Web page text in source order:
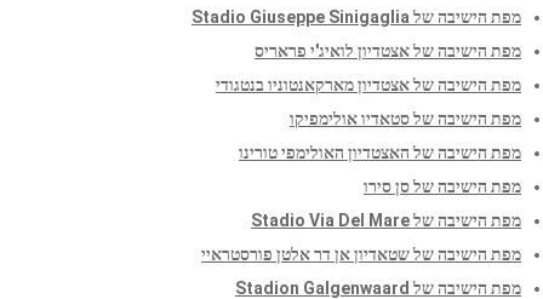
מפת הישיבה של Stadio Giuseppe Sinigaglia
מפת הישיבה של אצטדיון לואיג'י פראריס
מפת הישיבה של אצטדיון מארקאנטוניו בנטגודי
מפת הישיבה של סטאדיו אולימפיקו
מפת הישיבה של האצטדיון האולימפי טורינו
מפת הישיבה של סן סירו
מפת הישיבה של Stadio Via Del Mare
מפת הישיבה של שטאדיון אן דר אלטן פורסטראיי
מפת הישיבה של Stadion Galgenwaard